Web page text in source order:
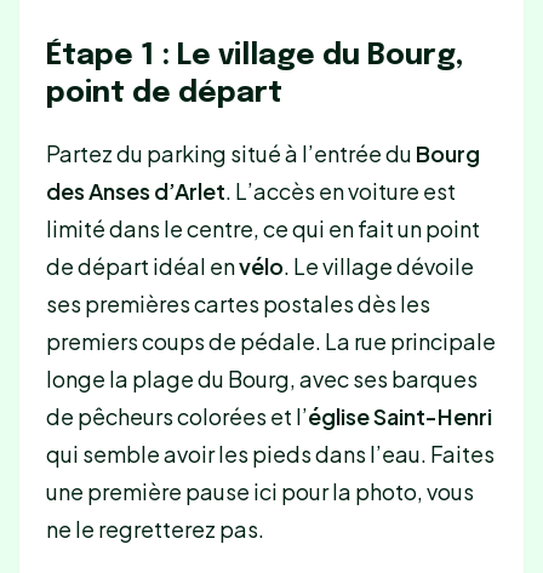
Étape 1 : Le village du Bourg,
point de départ
Partez du parking situé à l’entrée du Bourg
des Anses d’Arlet. L’accès en voiture est
limité dans le centre, ce qui en fait un point
de départ idéal envélo. Le village dévoile
ses premières cartes postales dès les
premiers coups de pédale. La rue principale
longe la plage du Bourg, avec ses barques
de pêcheurs colorées et l’église Saint-Henri
qui semble avoir les pieds dans l’eau. Faites
une première pause ici pour la photo, vous
ne le regretterez pas.